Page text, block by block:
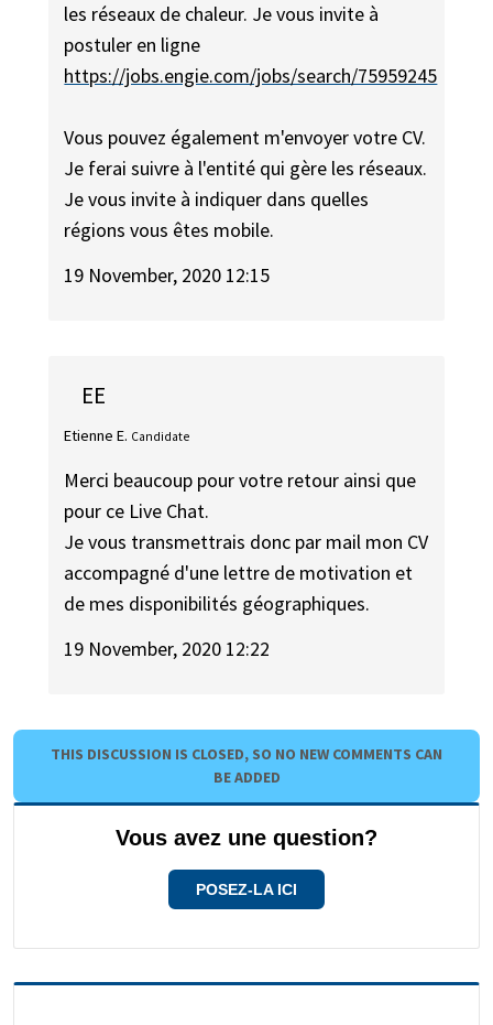
les réseaux de chaleur. Je vous invite à
postuler en ligne
https://jobs.engie.com/jobs/search/75959245
Vous pouvez également m'envoyer votre CV.
Je ferai suivre à l'entité qui gère les réseaux.
Je vous invite à indiquer dans quelles
régions vous êtes mobile.
19 November, 2020 12:15
EE
Etienne E. Candidate
Merci beaucoup pour votre retour ainsi que
pour ce Live Chat.
Je vous transmettrais donc par mail mon CV
accompagné d'une lettre de motivation et
de mes disponibilités géographiques.
19 November, 2020 12:22
THIS DISCUSSION IS CLOSED, SO NO NEW COMMENTS CAN
BE ADDED
Vous avez une question?
POSEZ-LA ICI